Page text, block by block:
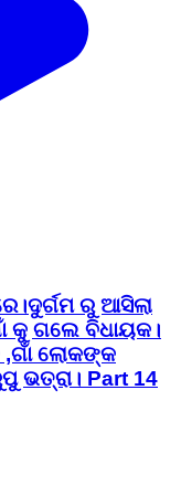
ରୁ ଆସିଲା
କୁ ଗଲେ ବିଧାୟକ।
,ଗାଁ ଲୋକଙ୍କ
ଭତ୍ରା। Part 14